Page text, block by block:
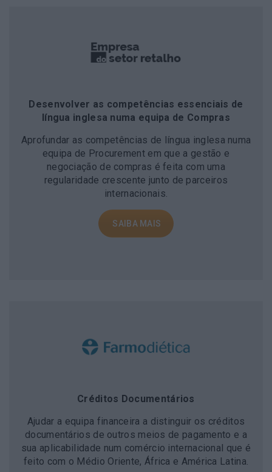
Desenvolver as competências essenciais de
língua inglesa numa equipa de Compras
Aprofundar as competências de língua inglesa numa
equipa de Procurement em que a gestão e
negociação de compras é feita com uma
regularidade crescente junto de parceiros
internacionais.
Créditos Documentários
Ajudar a equipa financeira a distinguir os créditos
documentários de outros meios de pagamento e a
sua aplicabilidade num comércio internacional que é
feito com o Médio Oriente, África e América Latina.